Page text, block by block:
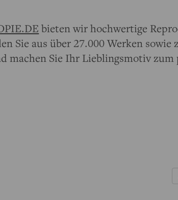
bieten wir hochwertige
Sie aus über 27.000 Werken
machen Sie Ihr Lieblingsmotiv